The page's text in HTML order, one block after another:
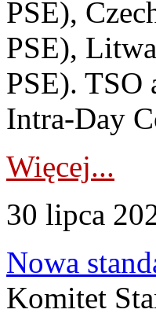
PSE),
PSE),
PSE). TSO
Intra-Day
Więcej...
30 lipca
Nowa
Komitet